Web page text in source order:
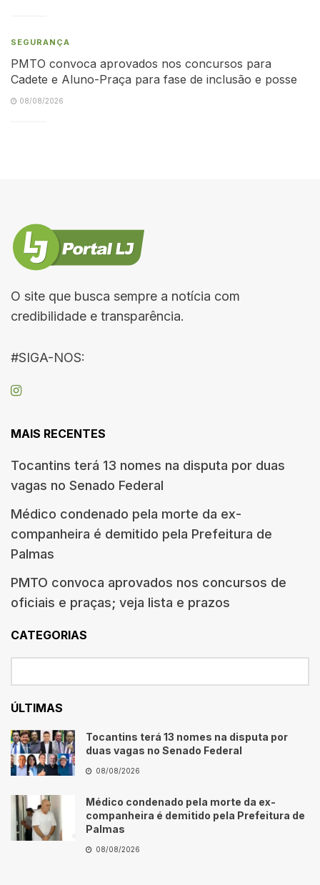
SEGURANÇA
PMTO convoca aprovados nos concursos para
Cadete e Aluno-Praça para fase de inclusão e posse
08/08/2026
O site que busca sempre a notícia com
credibilidade e transparência.
#SIGA-NOS:
MAIS RECENTES
Tocantins terá 13 nomes na disputa por duas
vagas no Senado Federal
Médico condenado pela morte da ex-
companheira é demitido pela Prefeitura de
Palmas
PMTO convoca aprovados nos concursos de
oficiais e praças; veja lista e prazos
CATEGORIAS
ÚLTIMAS
Tocantins terá 13 nomes na disputa por
duas vagas no Senado Federal
08/08/2026
Médico condenado pela morte da ex-
companheira é demitido pela Prefeitura de
Palmas
08/08/2026